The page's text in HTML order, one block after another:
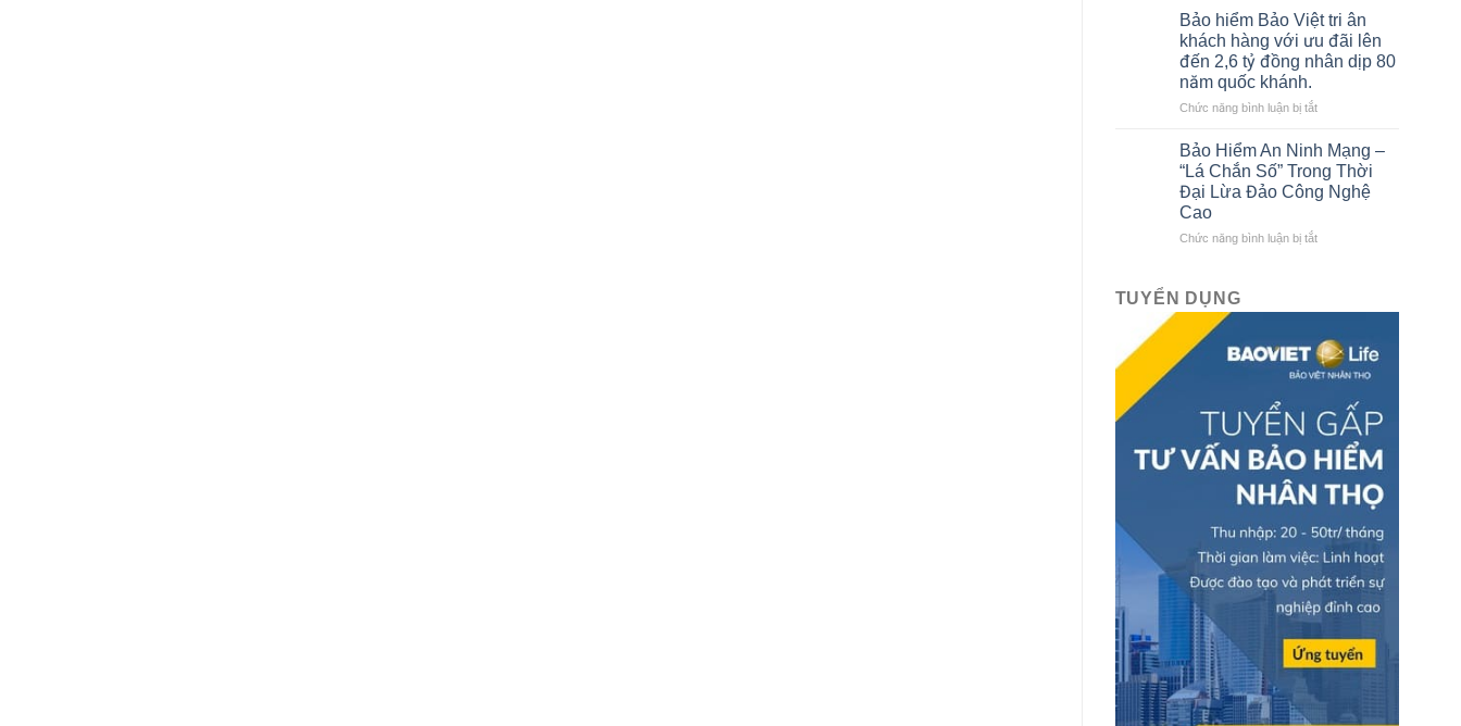
của
Bảo
hiểm
Bảo
sách
Gara
ô
tô
kết
Bảo
hiểm
Bảo
Việt
nhất
Bảo hiểm Bảo Việt tri ân
khách hàng với ưu đãi lên
đến 2,6 tỷ đồng nhân dịp 80
năm quốc khánh.
Chức năng bình luận bị tắtở
hiểm
Bảo
Việt
tri
khách
đãi
đến
2,6
tỷ
nhân
dịp
80
năm
quốc
Bảo Hiểm An Ninh Mạng –
“Lá Chắn Số” Trong Thời
Đại Lừa Đảo Công Nghệ
Cao
Chức năng bình luận bị tắtở
Ninh
–
“Lá
Chắn
Trong
Thời
Đại
Lừa
Nghệ
Cao
TUYỂN DỤNG